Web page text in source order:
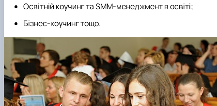
Освітній коучинг та SMM-менеджмент в освіті;
Бізнес-коучинг тощо.